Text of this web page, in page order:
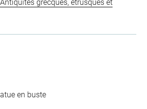
grecques, étrusques et
en buste